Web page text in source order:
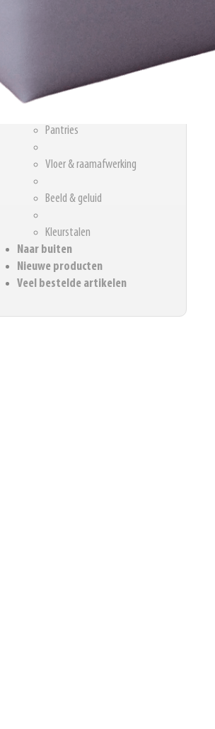
Akoestische Oplossingen
Pantries
Vloer & raamafwerking
Beeld & geluid
Kleurstalen
Naar buiten
Nieuwe producten
Veel bestelde artikelen